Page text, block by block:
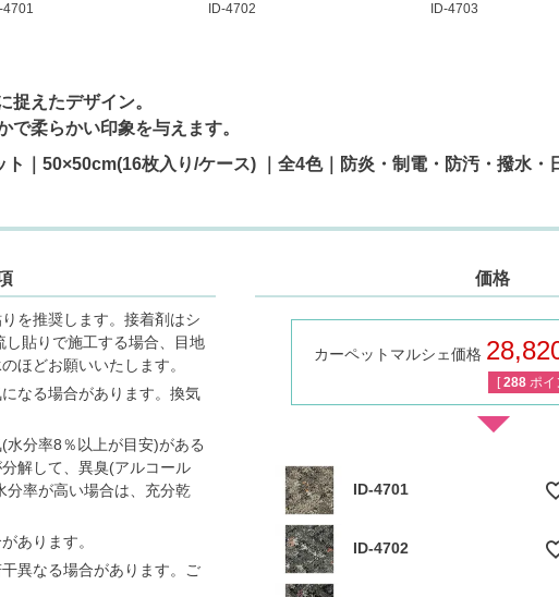
4701 ID-4702 ID-4703
捉えたデザイン。
柔らかい印象を与えます。
｜50×50cm(16枚入り/ケース) ｜全4色｜防炎・制電・防汚・撥水・
を推奨します。接着剤はシ
貼りで施工する場合、目地
ほどお願いいたします。
なる場合があります。換気
水分率8％以上が目安)がある
解して、異臭(アルコール
分率が高い場合は、充分乾
あります。
異なる場合があります。ご
価格
カーペットマルシェ価格
[ 288 ポイ
ID-4701
ID-4702